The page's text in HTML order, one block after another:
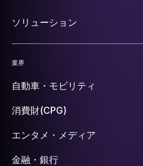
ソリューション
業界
自動車・モビリティ
消費財(CPG)
エンタメ・メディア
金融・銀行